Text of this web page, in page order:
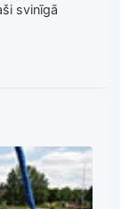
svinīgā